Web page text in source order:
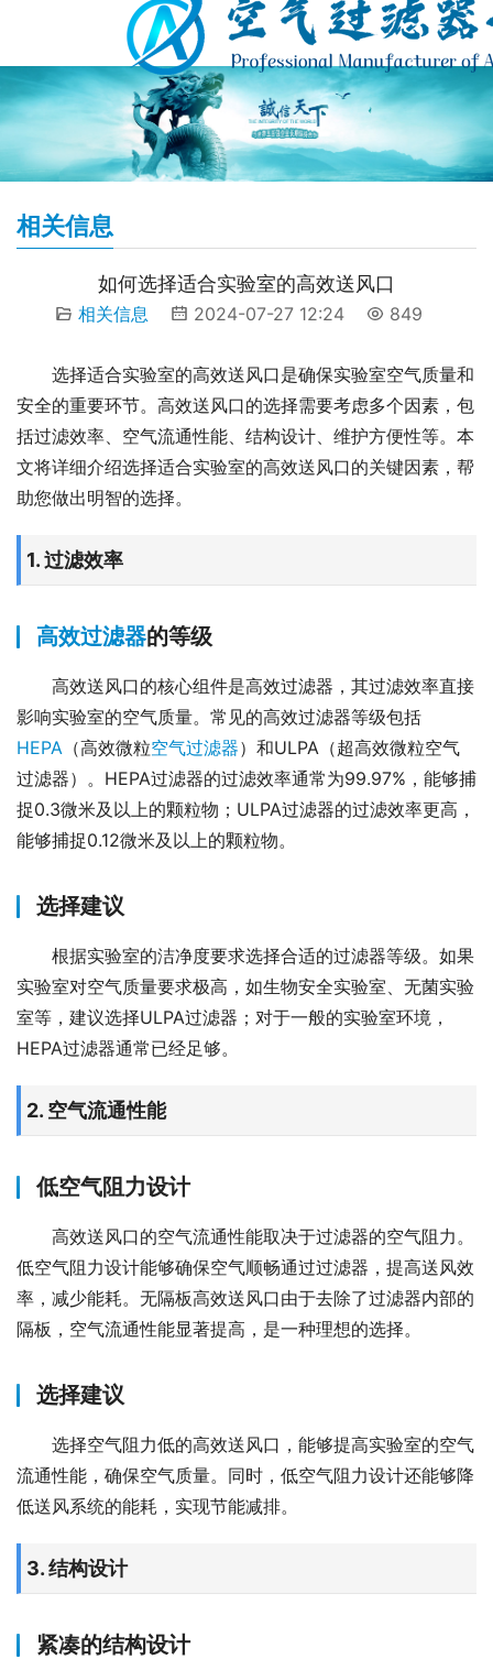
相关信息
如何选择适合实验室的高效送风口
相关信息 2024-07-27 12:24 849
选择适合实验室的高效送风口是确保实验室空气质量和
安全的重要环节。高效送风口的选择需要考虑多个因素，包
括过滤效率、空气流通性能、结构设计、维护方便性等。本
文将详细介绍选择适合实验室的高效送风口的关键因素，帮
助您做出明智的选择。
1. 过滤效率
高效过滤器的等级
高效送风口的核心组件是高效过滤器，其过滤效率直接
影响实验室的空气质量。常见的高效过滤器等级包括
HEPA （高效微粒空气过滤器）和ULPA（超高效微粒空气
过滤器）。HEPA过滤器的过滤效率通常为99.97%，能够捕
捉0.3微米及以上的颗粒物；ULPA过滤器的过滤效率更高，
能够捕捉0.12微米及以上的颗粒物。
选择建议
根据实验室的洁净度要求选择合适的过滤器等级。如果
实验室对空气质量要求极高，如生物安全实验室、无菌实验
室等，建议选择ULPA过滤器；对于一般的实验室环境，
HEPA过滤器通常已经足够。
2. 空气流通性能
低空气阻力设计
高效送风口的空气流通性能取决于过滤器的空气阻力。
低空气阻力设计能够确保空气顺畅通过过滤器，提高送风效
率，减少能耗。无隔板高效送风口由于去除了过滤器内部的
隔板，空气流通性能显著提高，是一种理想的选择。
选择建议
选择空气阻力低的高效送风口，能够提高实验室的空气
流通性能，确保空气质量。同时，低空气阻力设计还能够降
低送风系统的能耗，实现节能减排。
3. 结构设计
紧凑的结构设计